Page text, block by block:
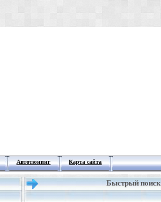
Автотюнинг Карта сайта
Быстрый поиск